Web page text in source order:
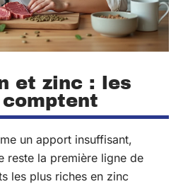
et zinc : les
un apport insuffisant,
reste la première ligne de
les plus riches en zinc